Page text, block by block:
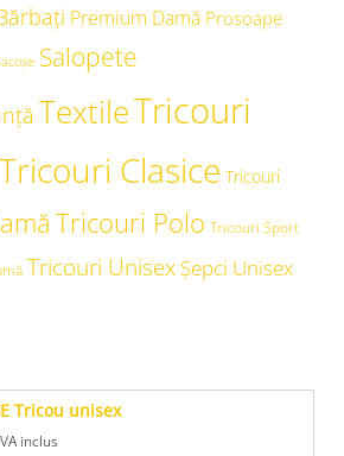
Premium Damă Prosoape
Salopete
TextileTricouri
Tricouri Clasice Tricouri
Tricouri Polo Tricouri Sport
Tricouri Unisex Şepci Unisex
Tricou unisex
inclus